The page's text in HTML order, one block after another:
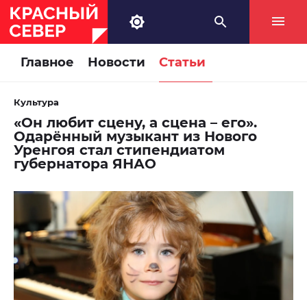
Главное Новости Статьи
Культура
«Он любит сцену, а сцена – его».
Одарённый музыкант из Нового
Уренгоя стал стипендиатом
губернатора ЯНАО